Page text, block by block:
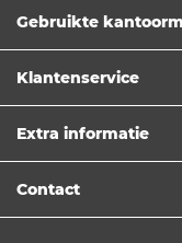
Gebruikte
Klantenservice
Extra informatie
Contact